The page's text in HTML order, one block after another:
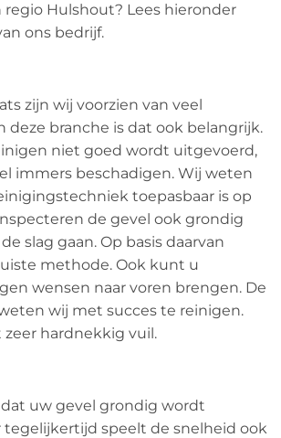
regio Hulshout? Lees hieronder
ons bedrijf.
zijn wij voorzien van veel
deze branche is dat ook belangrijk.
niet goed wordt uitgevoerd,
immers beschadigen. Wij weten
toepasbaar is op
de gevel ook grondig
slag gaan. Op basis daarvan
methode. Ook kunt u
wensen naar voren brengen. De
wij met succes te reinigen.
hardnekkig vuil.
uw gevel grondig wordt
tegelijkertijd speelt de snelheid ook